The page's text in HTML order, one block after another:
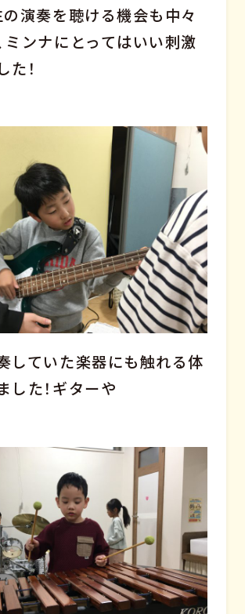
の演奏を聴ける機会も中々
ミンナにとってはいい刺激
た！
していた楽器にも触れる体
した！ギターや